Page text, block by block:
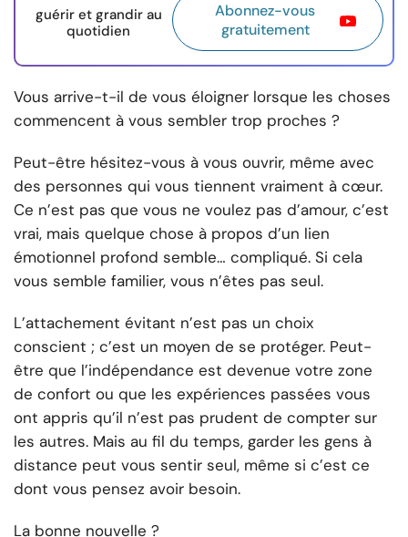
guérir et grandir au
quotidien
Abonnez-vous
gratuitement
Vous arrive-t-il de vous éloigner lorsque les choses
commencent à vous sembler trop proches ?
Peut-être hésitez-vous à vous ouvrir, même avec
des personnes qui vous tiennent vraiment à cœur.
Ce n’est pas que vous ne voulez pas d’amour, c’est
vrai, mais quelque chose à propos d’un lien
émotionnel profond semble… compliqué. Si cela
vous semble familier, vous n’êtes pas seul.
L’attachement évitant n’est pas un choix
conscient ; c’est un moyen de se protéger. Peut-
être que l’indépendance est devenue votre zone
de confort ou que les expériences passées vous
ont appris qu’il n’est pas prudent de compter sur
les autres. Mais au fil du temps, garder les gens à
distance peut vous sentir seul, même si c’est ce
dont vous pensez avoir besoin.
La bonne nouvelle ?